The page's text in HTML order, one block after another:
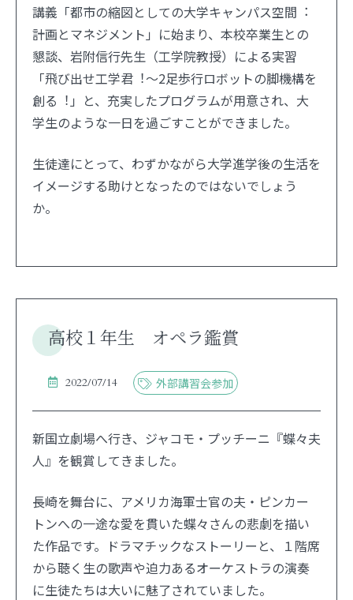
講義「都市の縮図としての⼤学キャンパス空間︓
計画とマネジメント」に始まり、本校卒業生との
懇談、岩附信⾏先⽣（工学院教授）による実習
「⾶び出せ⼯学君︕〜2⾜歩⾏ロボットの脚機構を
創る︕」と、充実したプログラムが用意され、大
学生のような一日を過ごすことができました。
生徒達にとって、わずかながら大学進学後の生活を
イメージする助けとなったのではないでしょう
か。
高校１年生 オペラ鑑賞
2022/07/14 外部講習会参加
新国立劇場へ行き、ジャコモ・プッチーニ『蝶々夫
人』を観賞してきました。
長崎を舞台に、アメリカ海軍士官の夫・ピンカー
トンへの一途な愛を貫いた蝶々さんの悲劇を描い
た作品です。ドラマチックなストーリーと、１階席
から聴く生の歌声や迫力あるオーケストラの演奏
に生徒たちは大いに魅了されていました。